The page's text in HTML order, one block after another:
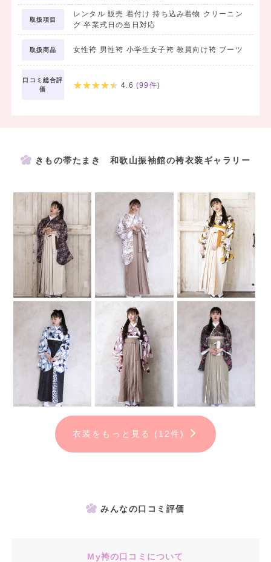
「サイズを調節する」という2つの意味で肩身揚げは必須です。
※肩身揚げには別途料金がかかります。
【成人式の男性袴】
◎成人式後すぐは、1つ上の学年の方々で使用されていてメンテナン
ス中のため、
□■□
取扱項目
レンタル 販売 着付け 持ち込み着物 クリーニン
グ 卒業式日の当日対応
取扱商品 女性袴 男性袴 小学生女子袴 教員向け袴 ブーツ
口コミ総合評
価
4.6 (99 件)
きもの帯たまき 和歌山振袖館の袴衣装ギャラリー
衣装をもっと見る (12件)
みんなの口コミ評価
My袴の口コミについて